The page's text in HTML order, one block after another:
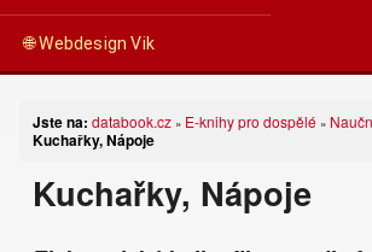
🌐 Webdesign Vik
Jste na: databook.cz » E-knihy pro dospělé »
Kuchařky, Nápoje
Kuchařky, Nápoje